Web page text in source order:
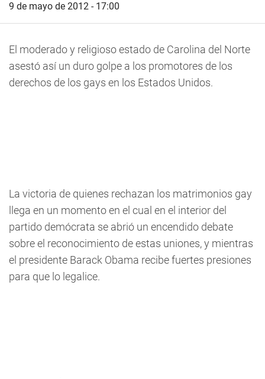
9 de mayo de 2012 - 17:00
El moderado y religioso estado de Carolina del Norte
asestó así un duro golpe a los promotores de los
derechos de los gays en los Estados Unidos.
La victoria de quienes rechazan los matrimonios gay
llega en un momento en el cual en el interior del
partido demócrata se abrió un encendido debate
sobre el reconocimiento de estas uniones, y mientras
el presidente Barack Obama recibe fuertes presiones
para que lo legalice.